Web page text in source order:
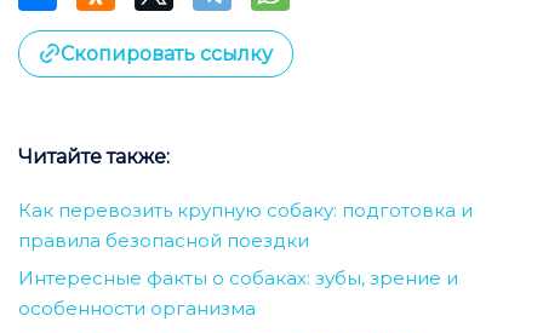
Скопировать ссылку
Читайте также:
Как перевозить крупную собаку: подготовка и
правила безопасной поездки
Интересные факты о собаках: зубы, зрение и
особенности организма